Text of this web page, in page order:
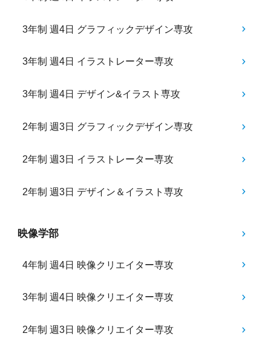
3年制 週4日 グラフィックデザイン専攻
3年制 週4日 イラストレーター専攻
3年制 週4日 デザイン&イラスト専攻
2年制 週3日 グラフィックデザイン専攻
2年制 週3日 イラストレーター専攻
2年制 週3日 デザイン＆イラスト専攻
映像学部
4年制 週4日 映像クリエイター専攻
3年制 週4日 映像クリエイター専攻
2年制 週3日 映像クリエイター専攻